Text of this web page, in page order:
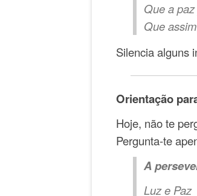
Que a
Que
Silencia alguns
Orientação
Hoje, não te
Pergunta-te
A
Luz e Paz